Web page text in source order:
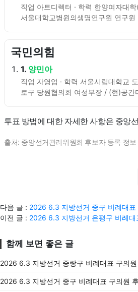
직업 아트디렉터 · 학력 한양여자대
서울대학교병원의생명연구원 연구원
국민의힘
1. 양민아
직업 자영업 · 학력 서울시립대학교
로구 당원협의회 여성부장 / (현)공간
투표 방법에 대한 자세한 사항은 중앙
출처: 중앙선거관리위원회 후보자 등록 정보
다음 글 : 2026 6.3 지방선거 중구 비례대
이전 글 : 2026 6.3 지방선거 은평구 비례
함께 보면 좋은 글
2026 6.3 지방선거 중랑구 비례대표 구의
2026 6.3 지방선거 중구 비례대표 구의원